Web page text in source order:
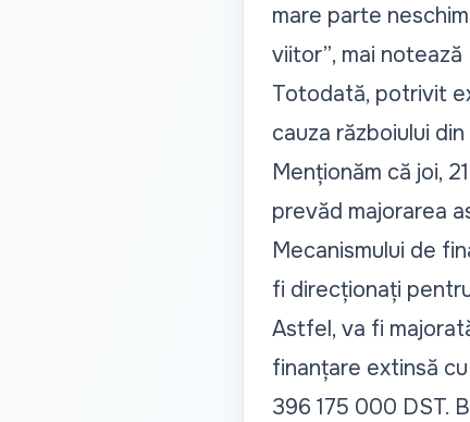
mare parte
viitor”, mai notează
Totodată, potrivit
cauza războiului
Menționăm că joi,
prevăd majorarea
Mecanismului de
fi direcționați
Astfel, va fi
finanțare extinsă
396 175 000 DST.